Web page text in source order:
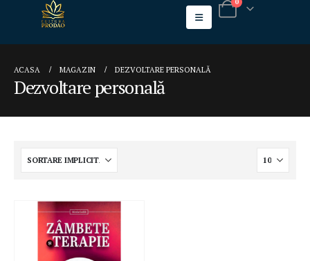
ACASA MAGAZIN DEZVOLTARE PERSONALĂ
Dezvoltare personală